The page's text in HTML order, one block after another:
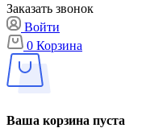
Заказать звонок
Войти
0 Корзина
Ваша корзина пуста